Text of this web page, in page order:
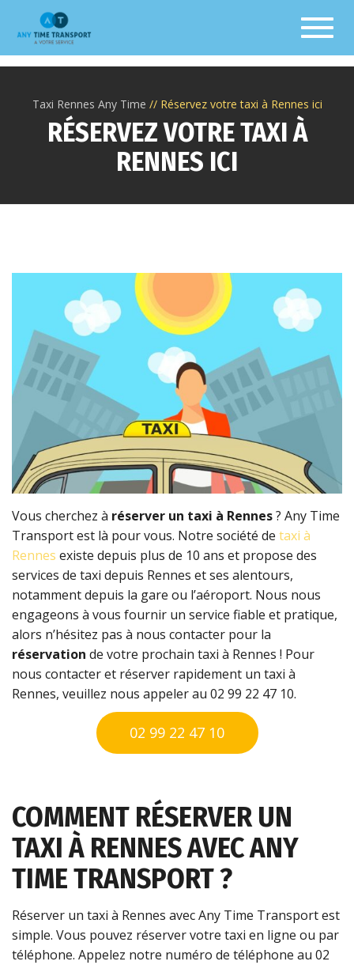
Taxi Rennes Any Time Réservez votre taxi à Rennes ici
RÉSERVEZ VOTRE TAXI À
RENNES ICI
Vous cherchez à réserver un taxi à Rennes? Any Time
Transport est là pour vous. Notre société de taxi à
Rennes existe depuis plus de 10 ans et propose des
services de taxi depuis Rennes et ses alentours,
notamment depuis la gare ou l’aéroport. Nous nous
engageons à vous fournir un service fiable et pratique,
alors n’hésitez pas à nous contacter pour la
réservation de votre prochain taxi à Rennes ! Pour
nous contacter et réserver rapidement un taxi à
Rennes, veuillez nous appeler au 02 99 22 47 10.
02 99 22 47 10
COMMENT RÉSERVER UN
TAXI À RENNES AVEC ANY
TIME TRANSPORT ?
Réserver un taxi à Rennes avec Any Time Transport est
simple. Vous pouvez réserver votre taxi en ligne ou par
téléphone. Appelez notre numéro de téléphone au 02